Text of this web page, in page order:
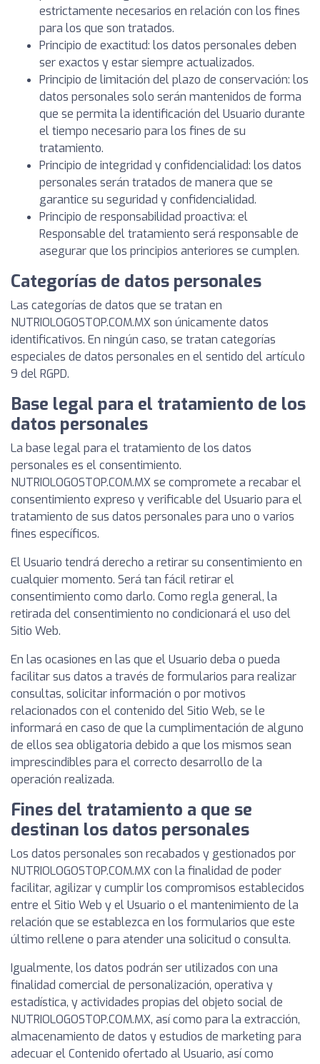
estrictamente necesarios en relación con los fines
para los que son tratados.
Principio de exactitud: los datos personales deben
ser exactos y estar siempre actualizados.
Principio de limitación del plazo de conservación: los
datos personales solo serán mantenidos de forma
que se permita la identificación del Usuario durante
el tiempo necesario para los fines de su
tratamiento.
Principio de integridad y confidencialidad: los datos
personales serán tratados de manera que se
garantice su seguridad y confidencialidad.
Principio de responsabilidad proactiva: el
Responsable del tratamiento será responsable de
asegurar que los principios anteriores se cumplen.
Categorías de datos personales
Las categorías de datos que se tratan en
NUTRIOLOGOSTOP.COM.MX son únicamente datos
identificativos. En ningún caso, se tratan categorías
especiales de datos personales en el sentido del artículo
9 del RGPD.
Base legal para el tratamiento de los
datos personales
La base legal para el tratamiento de los datos
personales es el consentimiento.
NUTRIOLOGOSTOP.COM.MX se compromete a recabar el
consentimiento expreso y verificable del Usuario para el
tratamiento de sus datos personales para uno o varios
fines específicos.
El Usuario tendrá derecho a retirar su consentimiento en
cualquier momento. Será tan fácil retirar el
consentimiento como darlo. Como regla general, la
retirada del consentimiento no condicionará el uso del
Sitio Web.
En las ocasiones en las que el Usuario deba o pueda
facilitar sus datos a través de formularios para realizar
consultas, solicitar información o por motivos
relacionados con el contenido del Sitio Web, se le
informará en caso de que la cumplimentación de alguno
de ellos sea obligatoria debido a que los mismos sean
imprescindibles para el correcto desarrollo de la
operación realizada.
Fines del tratamiento a que se
destinan los datos personales
Los datos personales son recabados y gestionados por
NUTRIOLOGOSTOP.COM.MX con la finalidad de poder
facilitar, agilizar y cumplir los compromisos establecidos
entre el Sitio Web y el Usuario o el mantenimiento de la
relación que se establezca en los formularios que este
último rellene o para atender una solicitud o consulta.
Igualmente, los datos podrán ser utilizados con una
finalidad comercial de personalización, operativa y
estadística, y actividades propias del objeto social de
NUTRIOLOGOSTOP.COM.MX, así como para la extracción,
almacenamiento de datos y estudios de marketing para
adecuar el Contenido ofertado al Usuario, así como